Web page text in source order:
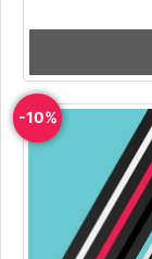
-10%